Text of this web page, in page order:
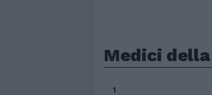
Medici
1